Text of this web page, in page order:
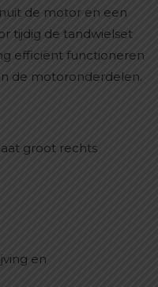
de motor en een
tijdig de tandwielset
efficiënt functioneren
de motoronderdelen.
groot rechts
en